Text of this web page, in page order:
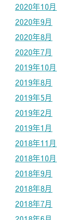
2020年10月
2020年9月
2020年8月
2020年7月
2019年10月
2019年8月
2019年5月
2019年2月
2019年1月
2018年11月
2018年10月
2018年9月
2018年8月
2018年7月